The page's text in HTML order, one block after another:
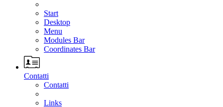
Start
Desktop
Menu
Modules Bar
Coordinates Bar
Contatti
Contatti
Links